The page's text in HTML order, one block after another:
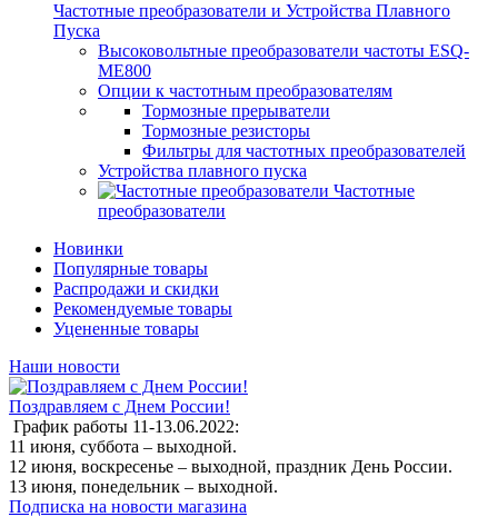
Частотные преобразователи и Устройства Плавного
Пуска
Высоковольтные преобразователи частоты ESQ-
ME800
Опции к частотным преобразователям
Тормозные прерыватели
Тормозные резисторы
Фильтры для частотных преобразователей
Устройства плавного пуска
Частотные
преобразователи
Новинки
Популярные товары
Распродажи и скидки
Рекомендуемые товары
Уцененные товары
Наши новости
Поздравляем с Днем России!
График работы 11-13.06.2022:
11 июня, суббота – выходной.
12 июня, воскресенье – выходной, праздник День России.
13 июня, понедельник – выходной.
Подписка на новости магазина